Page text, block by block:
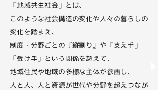
「地域共生社会」とは、
このような社会構造の変化や人々の暮らしの
変化を踏まえ、
制度・分野ごとの『縦割り』や「支え手」
「受け手」という関係を超えて、
地域住民や地域の多様な主体が参画し、
人と人、人と資源が世代や分野を超えつなが